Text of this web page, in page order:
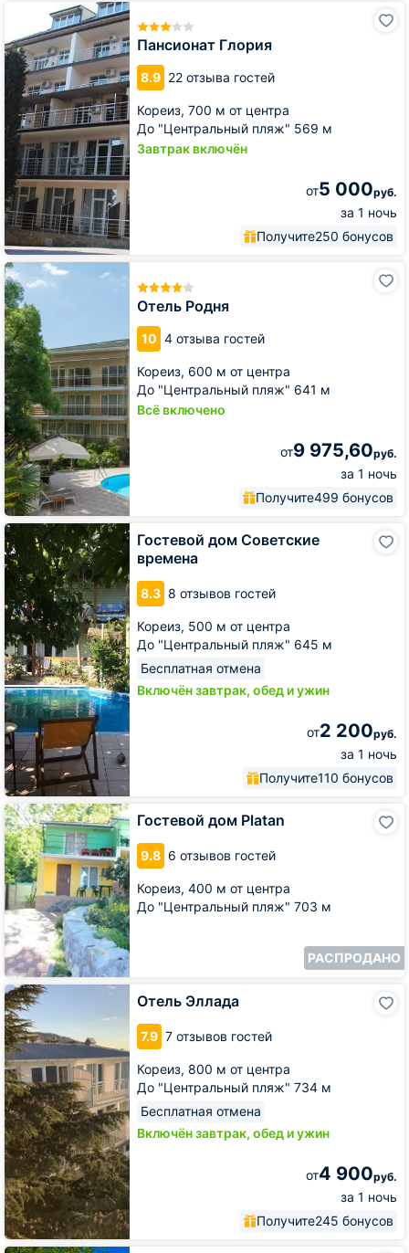
Пансионат Глория
8.9 22 отзыва гостей
Кореиз, 700 м от центра
До "Центральный пляж" 569 м
Завтрак включён
от5 000руб.
за 1 ночь
Получите250 бонусов
Пансионат
Отель Родня
10 4 отзыва гостей
Кореиз, 600 м от центра
До "Центральный пляж" 641 м
Всё включено
от9 975,60руб.
за 1 ночь
Получите499 бонусов
Отель
Родня
Гостевой дом Советские
времена
8.3 8 отзывов гостей
Кореиз, 500 м от центра
До "Центральный пляж" 645 м
Бесплатная отмена
Включён завтрак, обед и ужин
от2 200руб.
за 1 ночь
Получите110 бонусов
Гостевой
дом
Советские
времена
Гостевой дом Platan
9.8 6 отзывов гостей
Кореиз, 400 м от центра
До "Центральный пляж" 703 м
РАСПРОДАНО
Гостевой
дом
Platan
Отель Эллада
7.9 7 отзывов гостей
Кореиз, 800 м от центра
До "Центральный пляж" 734 м
Бесплатная отмена
Включён завтрак, обед и ужин
от4 900руб.
за 1 ночь
Получите245 бонусов
Отель
Эллада